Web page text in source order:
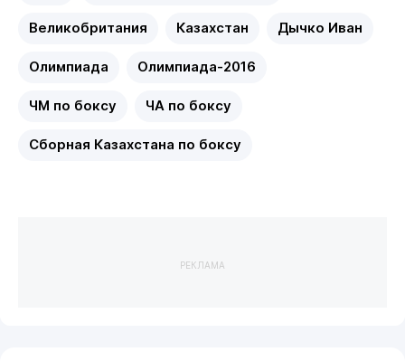
Великобритания Казахстан Дычко Иван
Олимпиада Олимпиада-2016
ЧМ по боксу ЧА по боксу
Сборная Казахстана по боксу
РЕКЛАМА